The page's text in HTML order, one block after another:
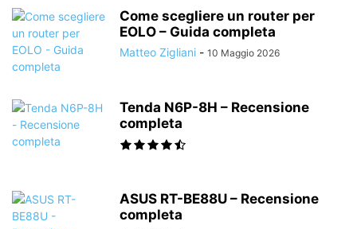
Come scegliere un router per
EOLO – Guida completa
Matteo Zigliani - 10 Maggio 2026
Tenda N6P-8H – Recensione
completa
ASUS RT-BE88U – Recensione
completa